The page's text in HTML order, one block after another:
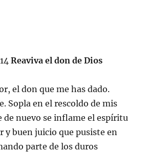
Reaviva el don de Dios
el don que me has dado.
Sopla en el rescoldo de mis
de nuevo se inflame el espíritu
y buen juicio que pusiste en
parte de los duros